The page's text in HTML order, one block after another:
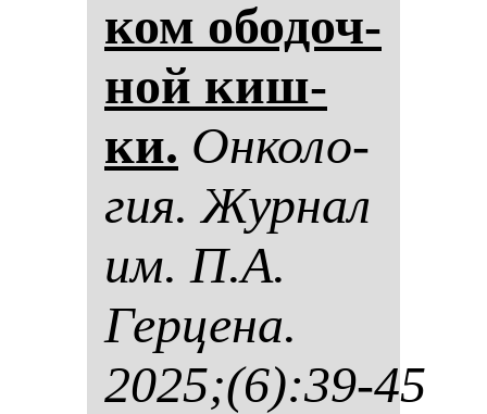
ком обо­доч­
ной киш­
ки. Он­ко­ло­
гия. Жур­нал
им. П.А.
Гер­це­на.
2025;(6):39-45